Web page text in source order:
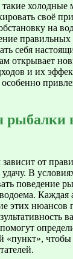
холодные
своё
на
правильных
себя
открывает
и их
рыбалки
от
В
поведение
Каждая
этих нюансов
«пункт»,